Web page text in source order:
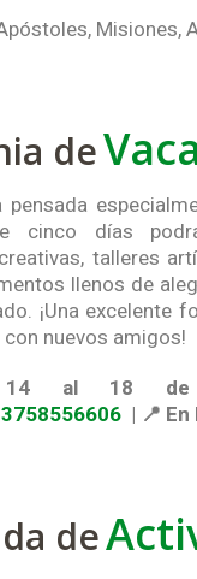
Misiones,
de
pensada
cinco días
talleres
llenos de
¡Una excelente
nuevos amigos!
al 18 de
3758556606 | 📍
de